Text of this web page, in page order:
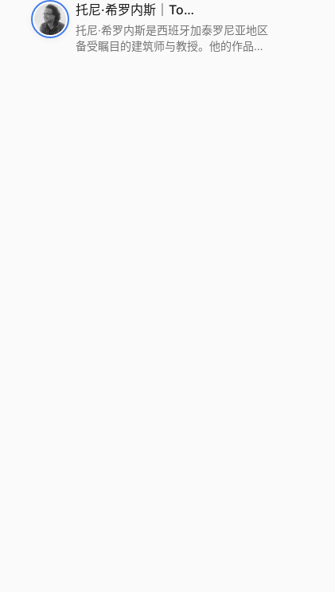
2022 DFA中获Merit,2021 Architizer
A+ Firm Awards中获Special
Mention：Best Young Firm，2020 IF
进的设计方法、多元的专业团队和国际
化的作品著称，曾获密斯·凡·德罗奖、
Bigmat奖等多项重要奖项。XDGA主张
托尼·希罗内斯｜Toni Gironès
托尼·希罗内斯是西班牙加泰罗尼亚地区
备受瞩目的建筑师与教授。他的作品深